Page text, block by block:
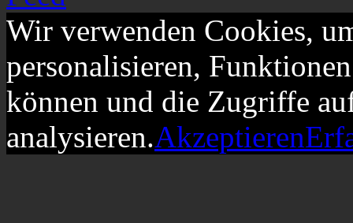
Wir verwenden Cookies,
personalisieren,
können und die Zugriffe
analysieren.Akzeptieren